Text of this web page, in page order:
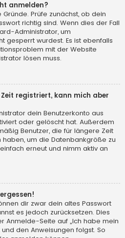
anmelden?
Prüfe zunächst, ob dein
richtig sind. Wenn dies der Fall
Administrator, um
gesperrt wurdest. Es ist ebenfalls
mit der Website
lösen muss.
registriert, kann mich aber
dein Benutzerkonto aus
oder gelöscht hat. Außerdem
Benutzer, die für längere Zeit
um die Datenbankgröße zu
erneut und nimm aktiv an
dir zwar dein altes Passwort
es jedoch zurücksetzen. Dies
Anmelde-Seite auf „Ich habe mein
den Anweisungen folgst. So